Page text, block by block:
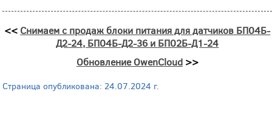
<< Снимаем с продаж блоки питания для датчиков БП04Б-
Д2-24, БП04Б-Д2-36 и БП02Б-Д1-24
Обновление OwenCloud>>
Страница опубликована: 24.07.2024 г.